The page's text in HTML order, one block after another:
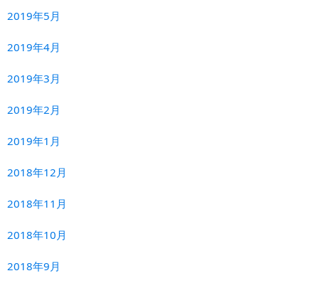
2019年5月
2019年4月
2019年3月
2019年2月
2019年1月
2018年12月
2018年11月
2018年10月
2018年9月